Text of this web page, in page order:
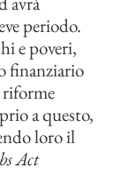
periodo.
e poveri,
finanziario
riforme
a questo,
loro il
Act